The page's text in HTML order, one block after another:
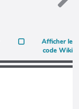
Afficher le
code Wiki